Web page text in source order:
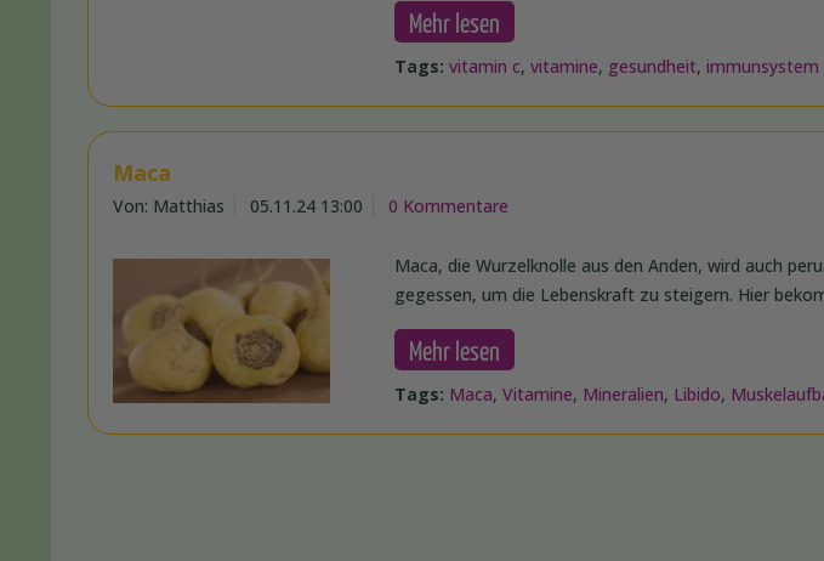
Mehr lesen
Tags: vitamin c,vitamine, gesundheit,immunsystem
Maca
Von: Matthias 05.11.24 13:00 0 Kommentare
Maca, die Wurzelknolle aus den Anden, wird auch
gegessen, um die Lebenskraft zu steigern. Hier
Mehr lesen
Tags: Maca,Vitamine, Mineralien, Libido,